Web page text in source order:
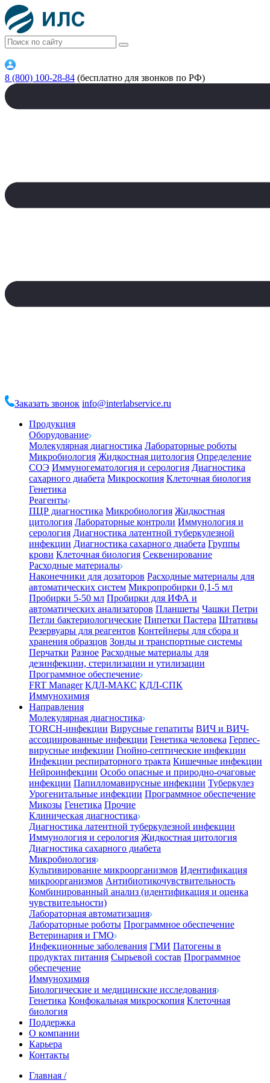
8 (800) 100-28-84 (бесплатно для звонков по РФ)
Заказать звонок info@interlabservice.ru
Продукция
Оборудование
Молекулярная диагностика Лабораторные роботы
Микробиология Жидкостная цитология Определение
СОЭ Иммуногематология и серология Диагностика
сахарного диабета Микроскопия Клеточная биология
Генетика
Реагенты
ПЦР диагностика Микробиология Жидкостная
цитология Лабораторные контроли Иммунология и
серология Диагностика латентной туберкулезной
инфекции Диагностика сахарного диабета Группы
крови Клеточная биология Секвенирование
Расходные материалы
Наконечники для дозаторов Расходные материалы для
автоматических систем Микропробирки 0,1-5 мл
Пробирки 5-50 мл Пробирки для ИФА и
автоматических анализаторов Планшеты Чашки Петри
Петли бактериологические Пипетки Пастера Штативы
Резервуары для реагентов Контейнеры для сбора и
хранения образцов Зонды и транспортные системы
Перчатки Разное Расходные материалы для
дезинфекции, стерилизации и утилизации
Программное обеспечение
FRT Manager КДЛ-МАКС КДЛ-СПК
Иммунохимия
Направления
Молекулярная диагностика
TORCH-инфекции Вирусные гепатиты ВИЧ и ВИЧ-
ассоциированные инфекции Генетика человека Герпес-
вирусные инфекции Гнойно-септические инфекции
Инфекции респираторного тракта Кишечные инфекции
Нейроинфекции Особо опасные и природно-очаговые
инфекции Папилломавирусные инфекции Туберкулез
Урогенитальные инфекции Программное обеспечение
Микозы Генетика Прочие
Клиническая диагностика
Диагностика латентной туберкулезной инфекции
Иммунология и серология Жидкостная цитология
Диагностика сахарного диабета
Микробиология
Культивирование микроорганизмов Идентификация
микроорганизмов Антибиотикочувствительность
Комбинированный анализ (идентификация и оценка
чувствительности)
Лабораторная автоматизация
Лабораторные роботы Программное обеспечение
Ветеринария и ГМО
Инфекционные заболевания ГМИ Патогены в
продуктах питания Сырьевой состав Программное
обеспечение
Иммунохимия
Биологические и медицинские исследования
Генетика Конфокальная микроскопия Клеточная
биология
Поддержка
О компании
Карьера
Контакты
Главная /